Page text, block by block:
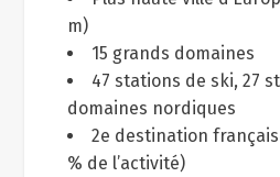
m)
15 grands domaines
47 stations de ski, 27
domaines nordiques
2e destination
% de l’activité)